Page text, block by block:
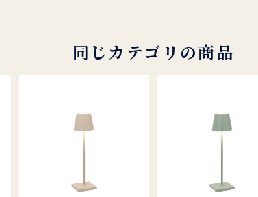
同じカテゴリの商品